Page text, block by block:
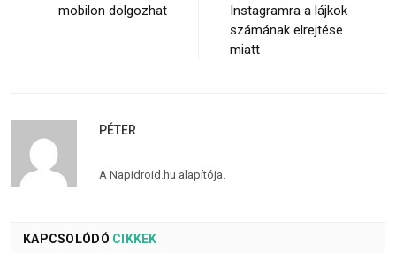
mobilon dolgozhat
Instagramra a lájkok
számának elrejtése
miatt
PÉTER
A Napidroid.hu alapítója.
KAPCSOLÓDÓ CIKKEK